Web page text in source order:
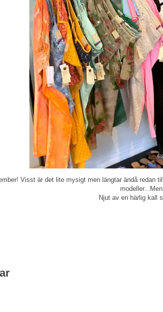
Visst är det lite mysigt men längtar ändå
Njut av en härlig kall